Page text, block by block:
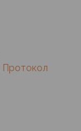
Протокол